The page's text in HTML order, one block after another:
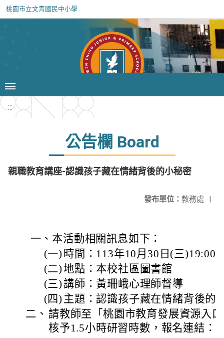
桃園市立文青國民中小學
:::
公告欄 Board
親職教育講座-認識孩子藏在情緒背後的小秘密
發布單位： 教務處 |
一、本活動相關訊息如下：
(一) 時間：113年10月30日(三)19:00-
(二)地點：本校社區圖書館
(三)講師：黃珊峨心理師督導
(四) 主題：認識孩子藏在情緒背後的
二、 請教師至「桃園市教育發展資源入
核予1.5小時研習時數，報名連結：